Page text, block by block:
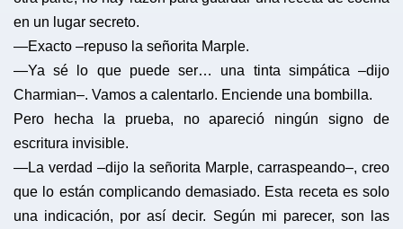
en un lugar secreto.
—Exacto –repuso la señorita Marple.
—Ya sé lo que puede ser… una tinta simpática –dijo
Charmian–. Vamos a calentarlo. Enciende una bombilla.
Pero hecha la prueba, no apareció ningún signo de
escritura invisible.
—La verdad –dijo la señorita Marple, carraspeando–, creo
que lo están complicando demasiado. Esta receta es solo
una indicación, por así decir. Según mi parecer, son las